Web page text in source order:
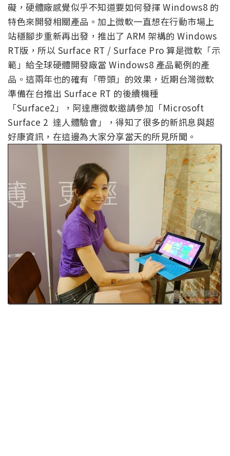
礙，硬體廠感覺似乎不知道要如何發揮 Windows8 的
特色來開發相關產品。加上微軟一直想在行動市場上
站穩腳步重新再出發，推出了 ARM 架構的 Windows
RT版，所以 Surface RT / Surface Pro 算是微軟「示
範」給全球硬體開發廠當 Windows8 產品範例的產
品。這兩年也的確有「帶頭」的效果，近期台灣微軟
準備在台推出 Surface RT 的後續機種
「Surface2」，阿達應微軟邀請參加「Microsoft
Surface 2 達人體驗會」，得知了很多的新訊息與超
好康資訊，在這邊為大家分享當天的所見所聞。